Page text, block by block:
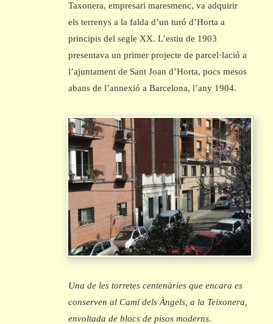
Taxonera, empresari maresmenc, va adquirir
els terrenys a la falda d’un turó d’Horta a
principis del segle XX. L’estiu de 1903
presentava un primer projecte de parcel·lació a
l’ajuntament de Sant Joan d’Horta, pocs mesos
abans de l’annexió a Barcelona, l’any 1904.
Una de les torretes centenàries que encara es
conserven al Camí dels Àngels, a la Teixonera,
envoltada de blocs de pisos moderns.